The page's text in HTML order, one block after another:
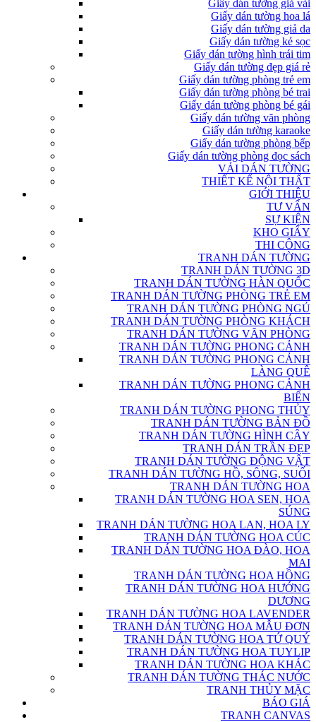
Giấy dán tường giả vải
Giấy dán tường hoa lá
Giấy dán tường giả da
Giấy dán tường kẻ sọc
Giấy dán tường hình trái tim
Giấy dán tường đẹp giá rẻ
Giấy dán tường phòng trẻ em
Giấy dán tường phòng bé trai
Giấy dán tường phòng bé gái
Giấy dán tường văn phòng
Giấy dán tường karaoke
Giấy dán tường phòng bếp
Giấy dán tường phòng đọc sách
VẢI DÁN TƯỜNG
THIẾT KẾ NỘI THẤT
GIỚI THIỆU
TƯ VẤN
SỰ KIỆN
KHO GIẤY
THI CÔNG
TRANH DÁN TƯỜNG
TRANH DÁN TƯỜNG 3D
TRANH DÁN TƯỜNG HÀN QUỐC
TRANH DÁN TƯỜNG PHÒNG TRẺ EM
TRANH DÁN TƯỜNG PHÒNG NGỦ
TRANH DÁN TƯỜNG PHÒNG KHÁCH
TRANH DÁN TƯỜNG VĂN PHÒNG
TRANH DÁN TƯỜNG PHONG CẢNH
TRANH DÁN TƯỜNG PHONG CẢNH
LÀNG QUÊ
TRANH DÁN TƯỜNG PHONG CẢNH
BIỂN
TRANH DÁN TƯỜNG PHONG THỦY
TRANH DÁN TƯỜNG BẢN ĐỒ
TRANH DÁN TƯỜNG HÌNH CÂY
TRANH DÁN TRẦN ĐẸP
TRANH DÁN TƯỜNG ĐỘNG VẬT
TRANH DÁN TƯỜNG HỒ, SÔNG, SUỐI
TRANH DÁN TƯỜNG HOA
TRANH DÁN TƯỜNG HOA SEN, HOA
SÚNG
TRANH DÁN TƯỜNG HOA LAN, HOA LY
TRANH DÁN TƯỜNG HOA CÚC
TRANH DÁN TƯỜNG HOA ĐÀO, HOA
MAI
TRANH DÁN TƯỜNG HOA HỒNG
TRANH DÁN TƯỜNG HOA HƯỚNG
DƯƠNG
TRANH DÁN TƯỜNG HOA LAVENDER
TRANH DÁN TƯỜNG HOA MẪU ĐƠN
TRANH DÁN TƯỜNG HOA TỨ QUÝ
TRANH DÁN TƯỜNG HOA TUYLIP
TRANH DÁN TƯỜNG HOA KHÁC
TRANH DÁN TƯỜNG THÁC NƯỚC
TRANH THỦY MẶC
BÁO GIÁ
TRANH CANVAS